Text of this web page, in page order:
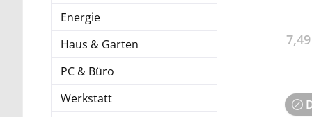
Energie
Haus & Garten
PC & Büro
Werkstatt
F • Verbrauch / 1000h 50kWh •